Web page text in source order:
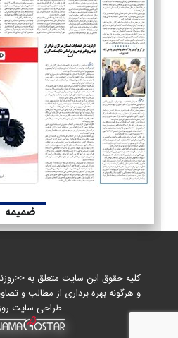
ضمیمه
کلیه حقوق این سایت متعلق به
و هرگونه بهره برداری از مطالب و
طراحی سایت